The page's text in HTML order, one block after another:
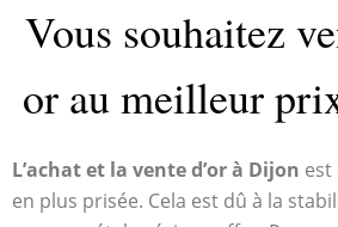
Vous souhaitez
or au meilleur
L’achat et la vente d’or à Dijon est
en plus prisée. Cela est dû à la